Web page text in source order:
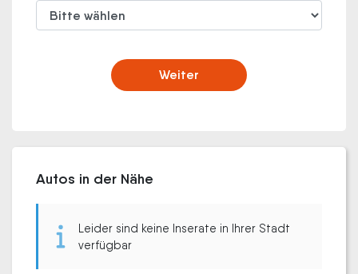
Weiter
Autos in der Nähe
Leider sind keine Inserate in Ihrer Stadt
verfügbar